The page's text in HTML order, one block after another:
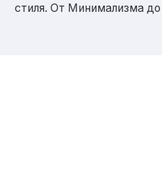
стиля. От Минимализма до